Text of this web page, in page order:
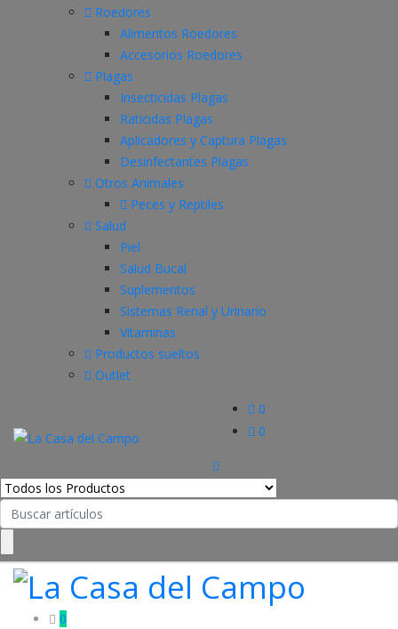
Roedores
Alimentos Roedores
Accesorios Roedores
Plagas
Insecticidas Plagas
Raticidas Plagas
Aplicadores y Captura Plagas
Desinfectantes Plagas
Otros Animales
Peces y Reptiles
Salud
Piel
Salud Bucal
Suplementos
Sistemas Renal y Urinario
Vitaminas
Productos sueltos
Outlet
0
0
Search
for:
0